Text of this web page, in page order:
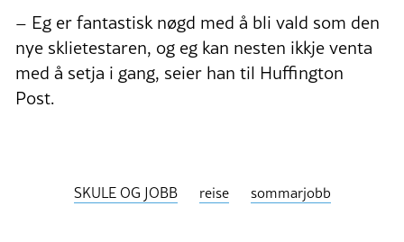
– Eg er fantastisk nøgd med å bli vald som den
nye sklietestaren, og eg kan nesten ikkje venta
med å setja i gang, seier han til Huffington
Post.
SKULE OG JOBB reise sommarjobb